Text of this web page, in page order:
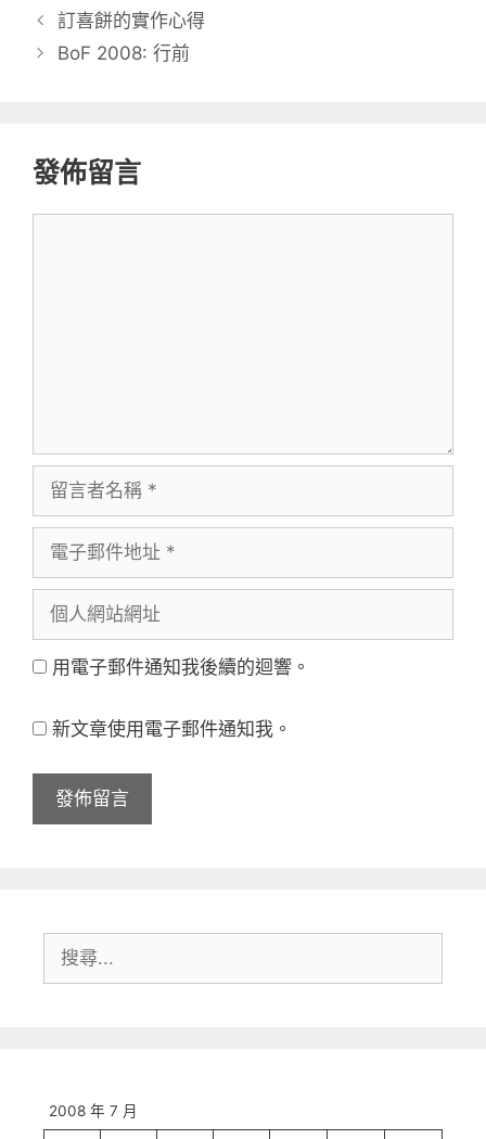
訂喜餅的實作心得
BoF 2008: 行前
發佈留言
言
名
子
件
地
人
網
網
用電子郵件通知我後續的迴響。
新文章使用電子郵件通知我。
尋:
2008 年 7 月